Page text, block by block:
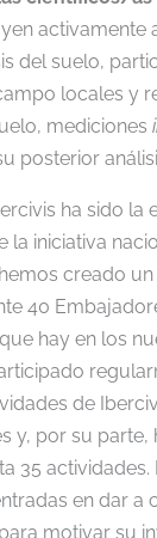
activamente
del suelo,
locales y
mediciones
posterior
ha sido la
la iniciativa
creado
40
hay en los
de
y, por su parte,
35 actividades.
en dar a
motivar su